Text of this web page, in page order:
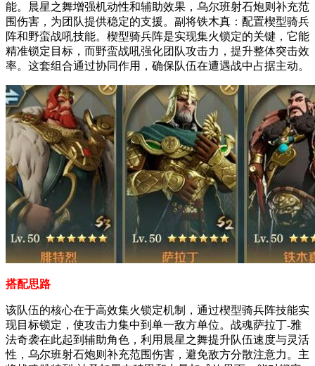
能。晨星之舞增强机动性和辅助效果，乌尔班射石炮则补充范
围伤害，为团队提供稳定的支援。副将铁木真：配置楔型骑兵
阵和野蛮战吼技能。楔型骑兵阵是实现集火锁定的关键，它能
精准锁定目标，而野蛮战吼强化团队攻击力，提升整体突击效
率。这套组合通过协同作用，确保队伍在遭遇战中占据主动。
搭配思路
该队伍的核心在于高效集火锁定机制，通过楔型骑兵阵技能实
现目标锁定，使攻击力集中到单一敌方单位。战魂萨拉丁-雅
法奇袭在此起到辅助角色，利用晨星之舞提升队伍速度与灵活
性，乌尔班射石炮则补充范围伤害，避免敌方分散注意力。主